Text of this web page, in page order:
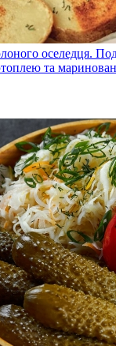
оселедця.
та